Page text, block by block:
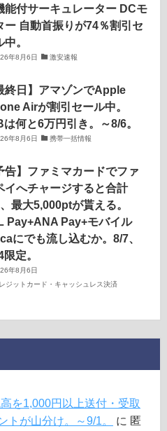
能付サーキュレーター DCモ
ー 自動首振りが74％割引セ
。
年8月6日 激安速報
終日】アマゾンでApple
Airが割引セール中。
は何と6万円引き。～8/6。
年8月6日 携帯一括情報
告】ファミマカードでファ
イへチャージすると合計
最大5,000ptが貰える。
Pay+ANA Pay+モバイル
にでも流し込むか。8/7、
定。
年8月6日
ジットカード・キャッシュレス決済
を1,000円以上送付・受取
トが山分け。～9/1。
に 匿